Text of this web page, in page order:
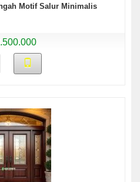
Motif Salur Minimalis